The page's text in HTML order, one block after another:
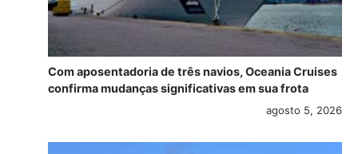
Com aposentadoria de três navios, Oceania Cruises
confirma mudanças significativas em sua frota
agosto 5, 2026